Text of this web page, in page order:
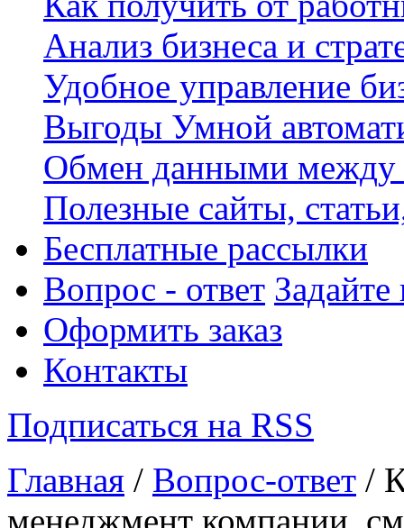
Анализ бизнеса и
Удобное управление
Выгоды Умной
Обмен данными между
Полезные сайты,
Бесплатные рассылки
Вопрос - ответ
Оформить заказ
Контакты
Подписаться на RSS
Главная / Вопрос-ответ /
менеджмент компании,